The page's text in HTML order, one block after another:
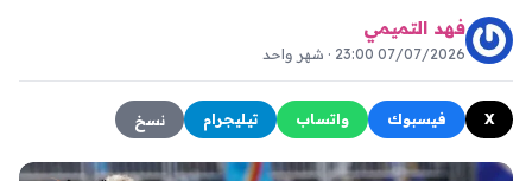
فهد التميمي
07/07/2026 23:00 · شهر واحد
X فيسبوك واتساب تيليجرام نسخ